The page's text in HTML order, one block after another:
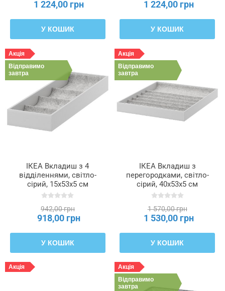
1 224,00 грн
У КОШИК
1 224,00 грн
У КОШИК
Акція
Відправимо
завтра
ІКЕА Вкладиш з 4
відділеннями, світло-
сірий, 15x53x5 см
KOMPLEMENT
942,00 грн
918,00 грн
У КОШИК
Акція
Відправимо
завтра
ІКЕА Вкладиш з
перегородками, світло-
сірий, 40x53x5 см
KOMPLEMENT
1 570,00 грн
1 530,00 грн
У КОШИК
Акція
Акція
Відправимо
завтра